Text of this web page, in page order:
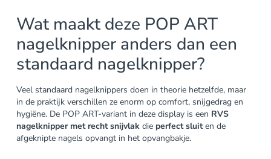
Wat maakt deze POP ART
nagelknipper anders dan een
standaard nagelknipper?
Veel standaard nagelknippers doen in theorie hetzelfde, maar
in de praktijk verschillen ze enorm op comfort, snijgedrag en
hygiëne. De POP ART-variant in deze display is een RVS
nagelknipper met recht snijvlakdie perfect sluiten de
afgeknipte nagels opvangt in het opvangbakje.